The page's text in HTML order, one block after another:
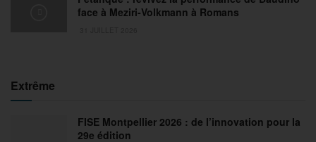
face à Meziri-Volkmann à Romans
Extrême
FISE Montpellier 2026 : de l’innovation pour la
29e édition